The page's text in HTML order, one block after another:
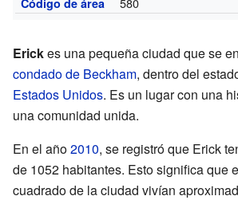
Erickes una pequeña ciudad que se
condado de Beckham, dentro del
Estados Unidos. Es un lugar con una
una comunidad unida.
En el año2010, se registró que Erick
de 1052 habitantes. Esto significa que
cuadrado de la ciudad vivían